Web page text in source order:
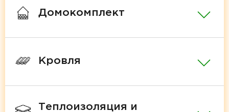
Домокомплект
Кровля
Теплоизоляция и